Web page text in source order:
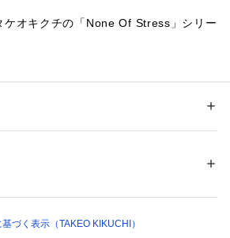
ケオキクチの「None Of Stress」シリー
。
ポリウレタン13％ ポリエステル10％ 裏地: ポ
づく表示（TAKEO KIKUCHI）